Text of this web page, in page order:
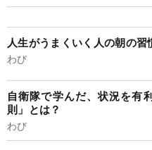
人生がうまくいく人の朝の習
わび
自衛隊で学んだ、状況を有
則」とは？
わび